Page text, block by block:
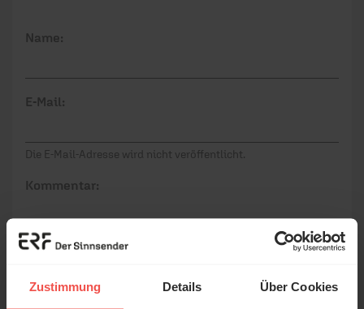
Zustimmung Details Über Cookies
Name:
E-Mail:
Die E-Mail-Adresse wird nicht veröffentlicht.
Kommentar:
Ich bin damit einverstanden, dass meine Angaben